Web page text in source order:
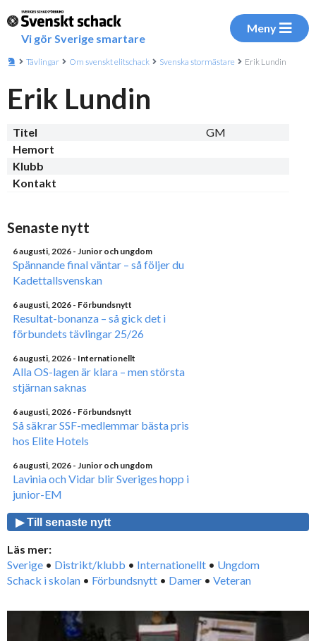
Vi gör Sverige smartare
Meny
Tävlingar Om svenskt elitschack Svenska stormästare Erik Lundin
Erik Lundin
Titel
GM
Hemort
Klubb
Kontakt
Senaste nytt
6 augusti, 2026 - Junior och ungdom
Spännande final väntar – så följer du
Kadettallsvenskan
6 augusti, 2026 - Förbundsnytt
Resultat-bonanza – så gick det i
förbundets tävlingar 25/26
6 augusti, 2026 - Internationellt
Alla OS-lagen är klara – men största
stjärnan saknas
6 augusti, 2026 - Förbundsnytt
Så säkrar SSF-medlemmar bästa pris
hos Elite Hotels
6 augusti, 2026 - Junior och ungdom
Lavinia och Vidar blir Sveriges hopp i
junior-EM
▶ Till senaste nytt
Läs mer:
Sverige • Distrikt/klubb • Internationellt • Ungdom
Schack i skolan • Förbundsnytt • Damer • Veteran